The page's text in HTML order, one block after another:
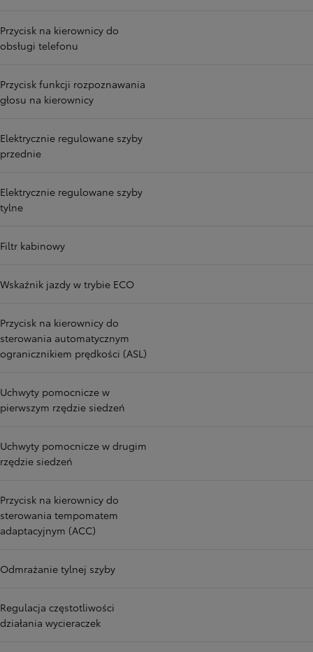
Przycisk na kierownicy do
obsługi telefonu
Przycisk funkcji rozpoznawania
głosu na kierownicy
Elektrycznie regulowane szyby
przednie
Elektrycznie regulowane szyby
tylne
Filtr kabinowy
Wskaźnik jazdy w trybie ECO
Przycisk na kierownicy do
sterowania automatycznym
ogranicznikiem prędkości (ASL)
Uchwyty pomocnicze w
pierwszym rzędzie siedzeń
Uchwyty pomocnicze w drugim
rzędzie siedzeń
Przycisk na kierownicy do
sterowania tempomatem
adaptacyjnym (ACC)
Odmrażanie tylnej szyby
Regulacja częstotliwości
działania wycieraczek